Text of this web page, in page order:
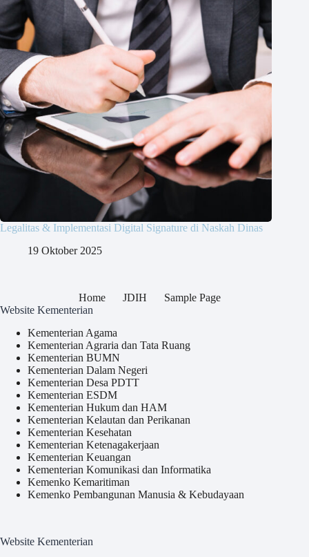
Legalitas & Implementasi Digital Signature di Naskah Dinas
19 Oktober 2025
Home JDIH
Sample Page
Website Kementerian
Kementerian Agama
Kementerian Agraria dan Tata Ruang
Kementerian BUMN
Kementerian Dalam Negeri
Kementerian Desa PDTT
Kementerian ESDM
Kementerian Hukum dan HAM
Kementerian Kelautan dan Perikanan
Kementerian Kesehatan
Kementerian Ketenagakerjaan
Kementerian Keuangan
Kementerian Komunikasi dan Informatika
Kemenko Kemaritiman
Kemenko Pembangunan Manusia & Kebudayaan
Website Kementerian